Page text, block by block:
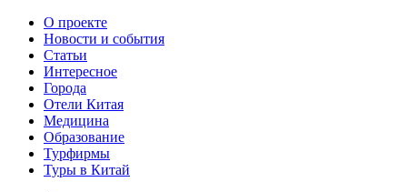
О проекте
Новости и события
Статьи
Интересное
Города
Отели Китая
Медицина
Образование
Турфирмы
Туры в Китай